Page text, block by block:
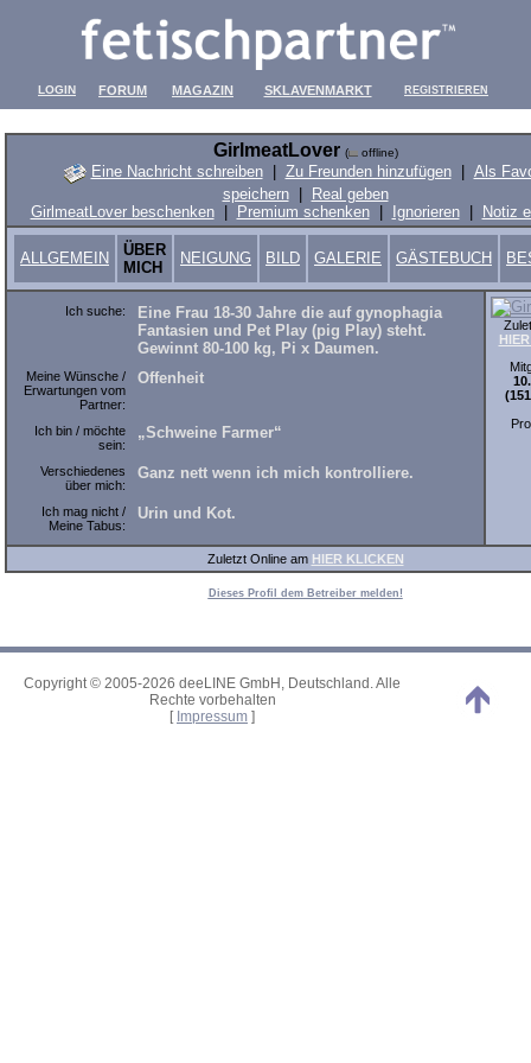
LOGIN FORUM MAGAZIN SKLAVENMARKT REGISTRIEREN
GirlmeatLover ( offline)
Eine Nachricht schreiben| Zu Freunden hinzufügen| Als
speichern|
Real geben
GirlmeatLover beschenken| Premium schenken| Ignorieren| Notiz
ALLGEMEIN
ÜBER
MICH
NEIGUNG BILD GALERIE GÄSTEBUCH
Ich suche:
Eine Frau 18-30 Jahre die auf gynophagia
Fantasien und Pet Play (pig Play) steht.
Gewinnt 80-100 kg, Pi x Daumen.
Meine Wünsche /
Erwartungen vom
Partner:
Offenheit
Ich bin / möchte
sein:
„Schweine Farmer“
Verschiedenes
über mich:
Ganz nett wenn ich mich kontrolliere.
Ich mag nicht /
Meine Tabus:
Urin und Kot.
Zuletzt Online am HIER KLICKEN
Dieses Profil dem Betreiber melden!
Copyright © 2005-2026 deeLINE GmbH, Deutschland. Alle
Rechte vorbehalten
[ Impressum ]